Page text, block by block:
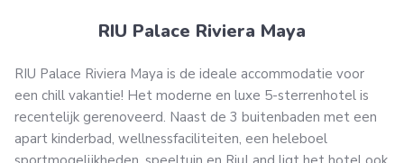
RIU Palace Riviera Maya
RIU Palace Riviera Maya is de ideale accommodatie voor
een chill vakantie! Het moderne en luxe 5-sterrenhotel is
recentelijk gerenoveerd. Naast de 3 buitenbaden met een
apart kinderbad, wellnessfaciliteiten, een heleboel